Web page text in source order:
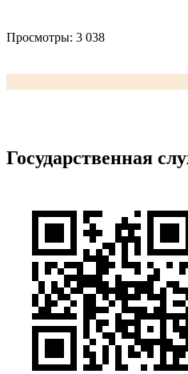
Просмотры: 3 038
Государственная